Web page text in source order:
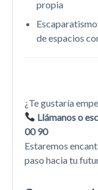
propia
de espacios
¿Te gustaría
Llámanos o
00 90
Estaremos
paso hacia tu